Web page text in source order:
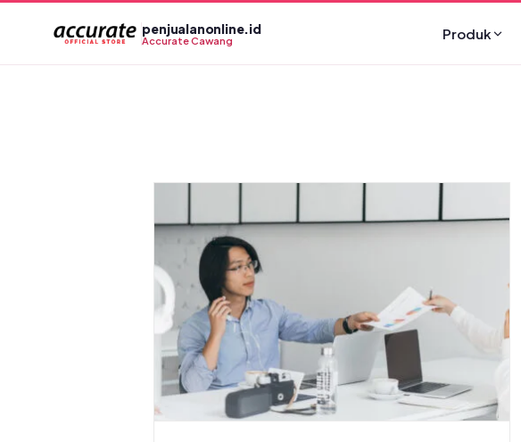
penjualanonline.id
Accurate Cawang Produk